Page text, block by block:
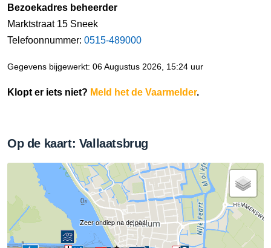
Bezoekadres beheerder
Marktstraat 15 Sneek
Telefoonnummer: 0515-489000
Gegevens bijgewerkt: 06 Augustus 2026, 15:24 uur
Klopt er iets niet? Meld het de Vaarmelder.
Op de kaart: Vallaatsbrug
Zeer ondiep na de paal